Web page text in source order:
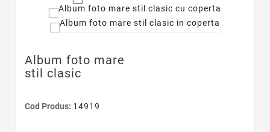
Album foto mare
stil clasic
Cod Produs: 14919